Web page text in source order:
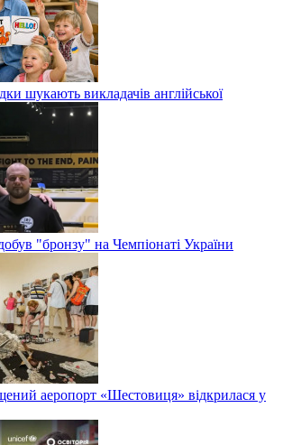
шукають викладачів англійської
"бронзу" на Чемпіонаті України
аеропорт «Шестовиця» відкрилася у